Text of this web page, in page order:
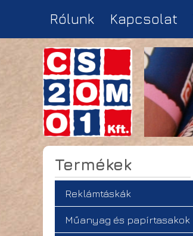
Rólunk Kapcsolat
Termékek
Reklámtáskák
Műanyag és papírtasakok